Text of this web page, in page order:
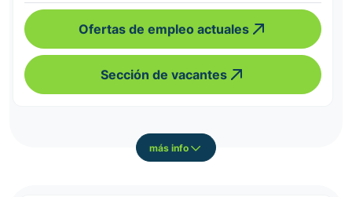
Ofertas de empleo actuales
Sección de vacantes
más info